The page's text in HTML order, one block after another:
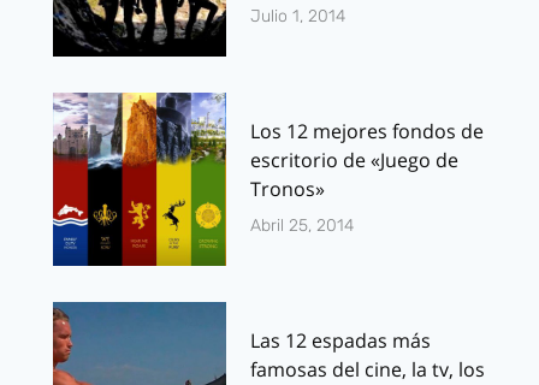
Julio 1, 2014
Los 12 mejores fondos de
escritorio de «Juego de
Tronos»
Abril 25, 2014
Las 12 espadas más
famosas del cine, la tv, los